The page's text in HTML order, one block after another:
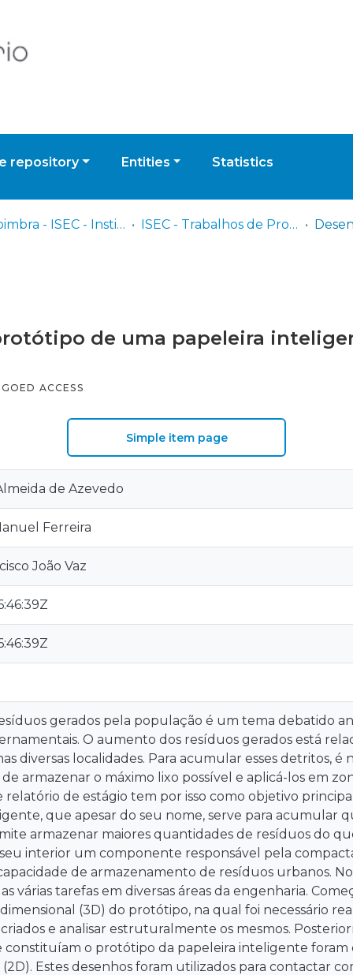
repository Entities Statistics
UPCoimbra - ISEC - Instituto Superior de Engenharia de Coimbra ISEC - Trabalhos de Projeto | Relatórios de Estágio | Projetos de Investigação
de uma papeleira
ACCESS
Simple item page
de Azevedo
Ferreira
João Vaz
gerados pela população é um tema debatido
O aumento dos resíduos gerados está
diversas localidades. Para acumular esses detritos, é
de armazenar o máximo lixo possível e aplicá-los em
relatório de estágio tem por isso como objetivo
que apesar do seu nome, serve para acumular
armazenar maiores quantidades de resíduos do
interior um componente responsável pela
de armazenamento de resíduos urbanos.
várias tarefas em diversas áreas da engenharia.
(3D) do protótipo, na qual foi necessário
e analisar estruturalmente os mesmos.
o protótipo da papeleira inteligente foram
(2D). Estes desenhos foram utilizados para contactar